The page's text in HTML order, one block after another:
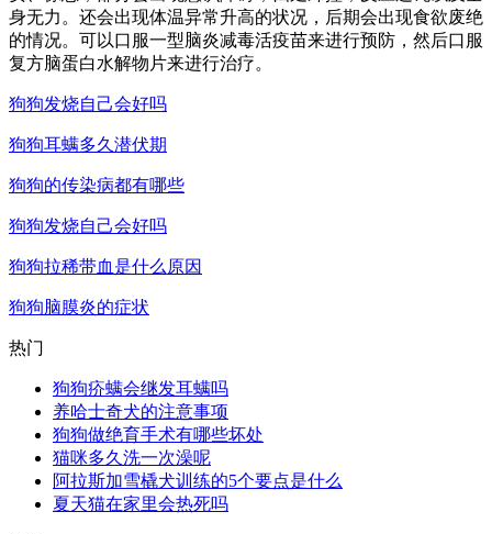
身无力。还会出现体温异常升高的状况，后期会出现食欲废绝
的情况。可以口服一型脑炎减毒活疫苗来进行预防，然后口服
复方脑蛋白水解物片来进行治疗。
狗狗发烧自己会好吗
狗狗耳螨多久潜伏期
狗狗的传染病都有哪些
狗狗发烧自己会好吗
狗狗拉稀带血是什么原因
狗狗脑膜炎的症状
热门
狗狗疥螨会继发耳螨吗
养哈士奇犬的注意事项
狗狗做绝育手术有哪些坏处
猫咪多久洗一次澡呢
阿拉斯加雪橇犬训练的5个要点是什么
夏天猫在家里会热死吗